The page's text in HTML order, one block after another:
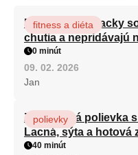
Brokolicové placky
chutia a nepridávajú
fitness a diéta
0 minút
09. 02. 2026
Jan
Zeleninová polievka
Lacná, sýta a hotová
polievky
40 minút